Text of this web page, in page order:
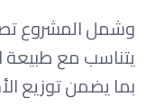
وشمل المشروع
يتناسب مع طبيعة
بما يضمن توزيع